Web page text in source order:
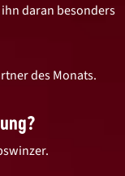
daran besonders
des Monats.